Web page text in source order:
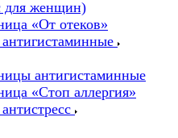
для женщин)
«От отеков»
антигистаминные
«Стоп аллергия»